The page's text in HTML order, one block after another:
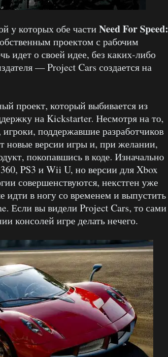
у которых обе части Need For Speed:
проектом с рабочим
идет о своей идее, без каких-либо
— Project Cars создается на
проект, который выбивается из
на Kickstarter. Несмотря на то,
игроки, поддержавшие разработчиков
новые версии игры и, при желании,
покопавшись в коде. Изначально
PS3 и Wii U, но версии для Xbox
совершенствуются, некстген уже
идти в ногу со временем и выпустить
Если вы видели Project Cars, то сами
консолей игре делать нечего.